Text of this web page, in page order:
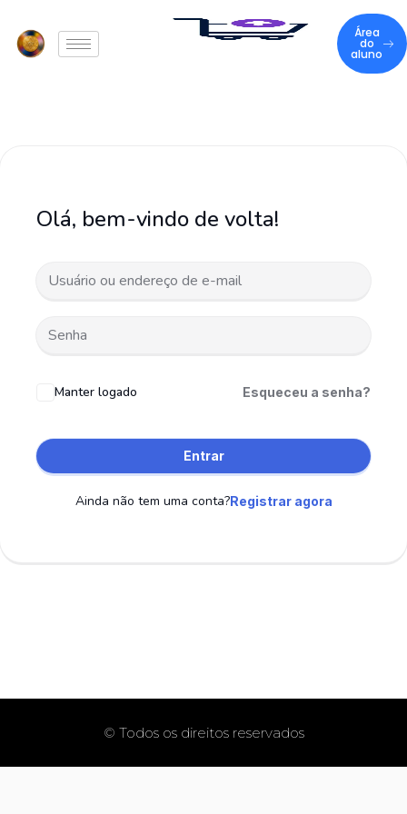
Área
do
aluno
Olá, bem-vindo de volta!
Manter logado Esqueceu a senha?
Entrar
Ainda não tem uma conta?Registrar agora
© Todos os direitos reservados